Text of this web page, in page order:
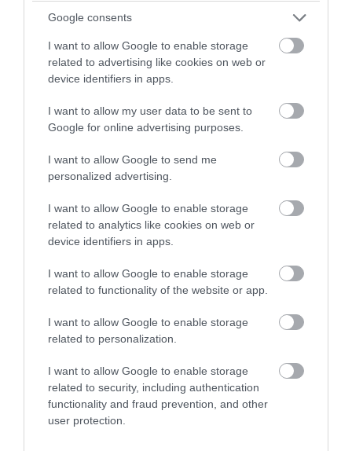
Google consents
I want to allow Google to enable storage
related to advertising like cookies on web or
device identifiers in apps.
I want to allow my user data to be sent to
Google for online advertising purposes.
I want to allow Google to send me
personalized advertising.
I want to allow Google to enable storage
related to analytics like cookies on web or
device identifiers in apps.
I want to allow Google to enable storage
related to functionality of the website or app.
I want to allow Google to enable storage
related to personalization.
I want to allow Google to enable storage
related to security, including authentication
functionality and fraud prevention, and other
user protection.
Fotó: Consumer Crafts
9. Vágjunk körbe egy szép tojássablont
fehér papírból, tegyük keretbe, és hagyjuk,
hogy a gyerekek mintás papírt